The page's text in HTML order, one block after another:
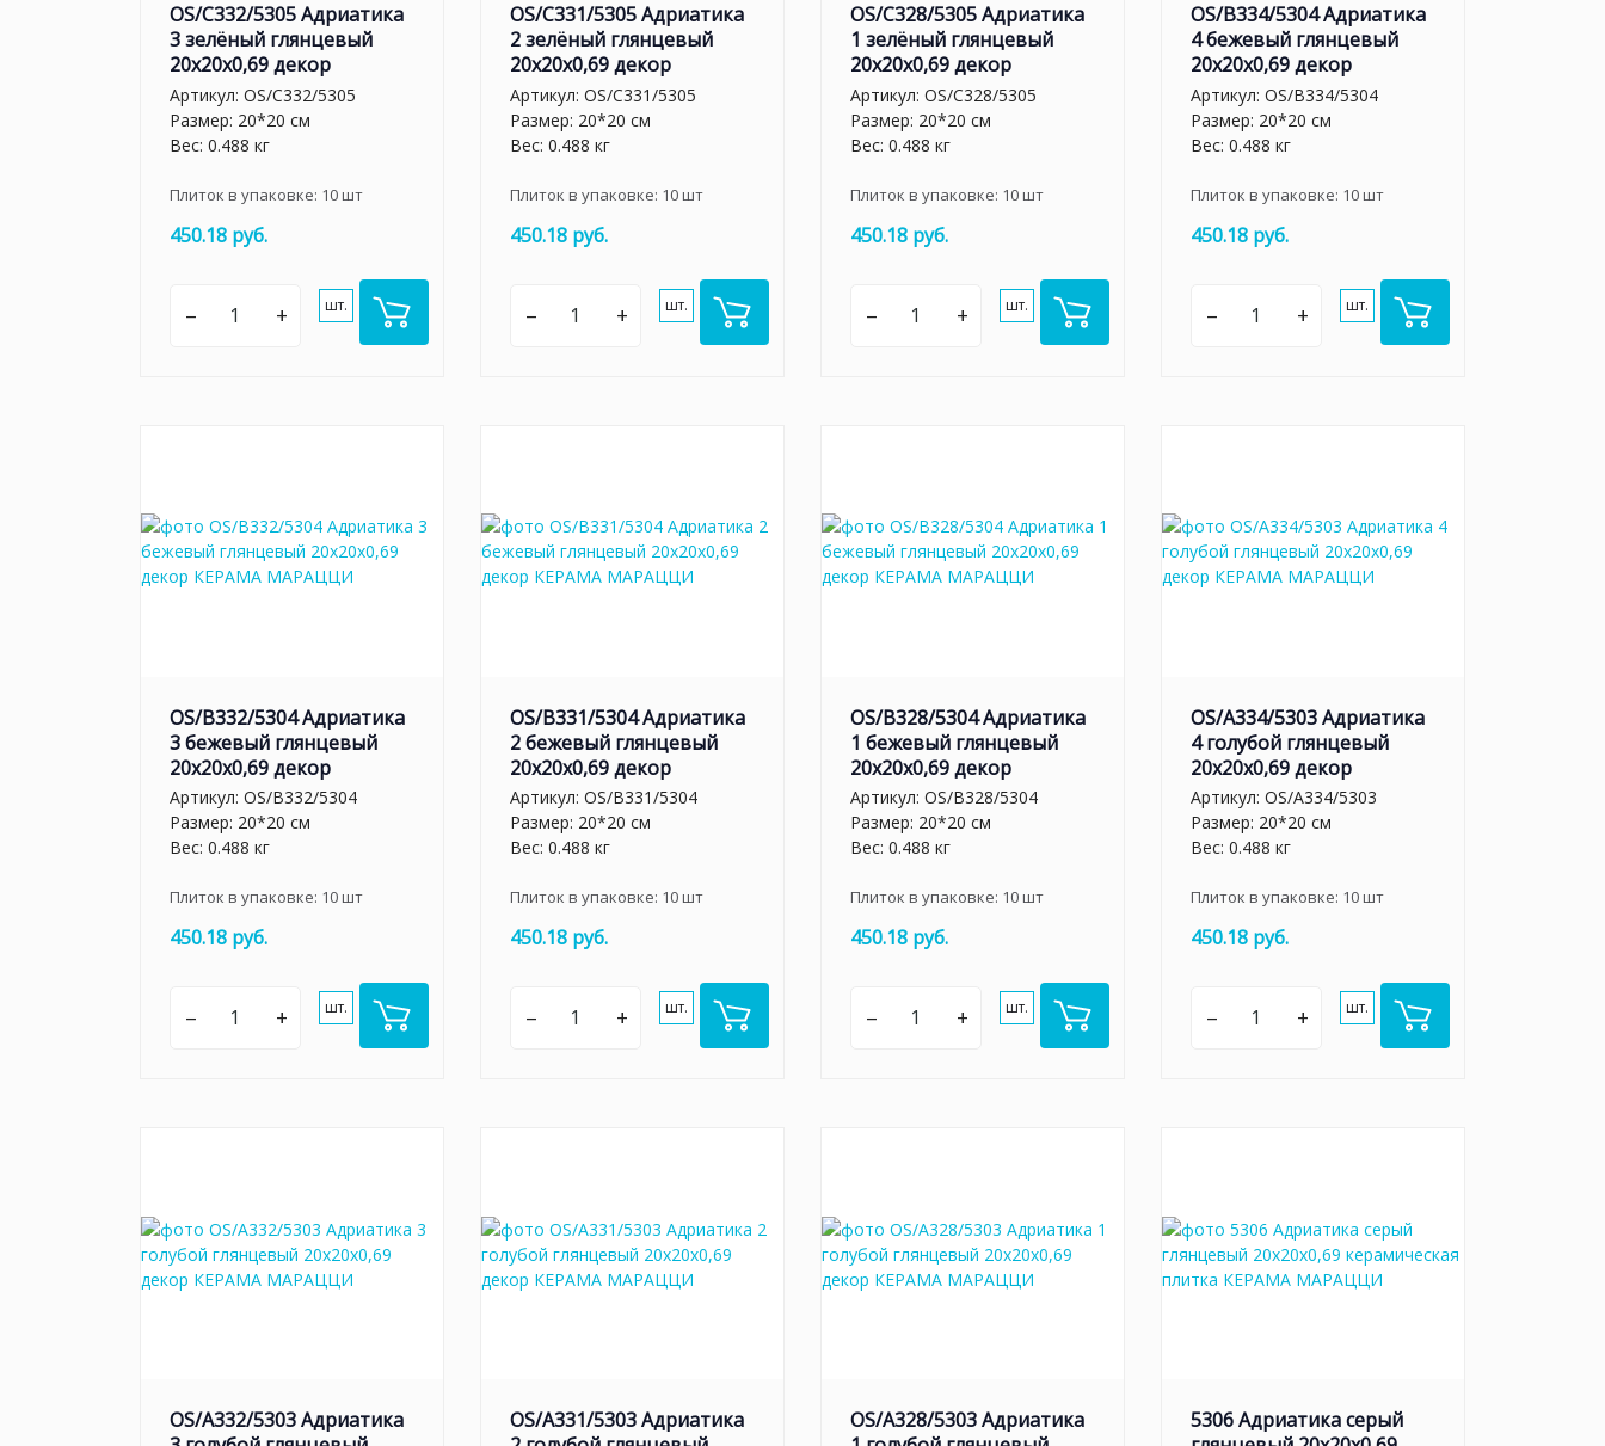
OS/C332/5305 Адриатика
3 зелёный глянцевый
20x20x0,69 декор
Артикул: OS/C332/5305
Размер: 20*20 см
Вес: 0.488 кг
Плиток в упаковке: 10шт
450.18 руб.
– + шт.
OS/C331/5305 Адриатика
2 зелёный глянцевый
20x20x0,69 декор
Артикул: OS/C331/5305
Размер: 20*20 см
Вес: 0.488 кг
Плиток в упаковке: 10шт
450.18 руб.
– + шт.
OS/C328/5305 Адриатика
1 зелёный глянцевый
20x20x0,69 декор
Артикул: OS/C328/5305
Размер: 20*20 см
Вес: 0.488 кг
Плиток в упаковке: 10шт
450.18 руб.
– + шт.
OS/B334/5304 Адриатика
4 бежевый глянцевый
20x20x0,69 декор
Артикул: OS/B334/5304
Размер: 20*20 см
Вес: 0.488 кг
Плиток в упаковке: 10шт
450.18 руб.
– + шт.
OS/B332/5304 Адриатика
3 бежевый глянцевый
20x20x0,69 декор
Артикул: OS/B332/5304
Размер: 20*20 см
Вес: 0.488 кг
Плиток в упаковке: 10шт
450.18 руб.
– + шт.
OS/B331/5304 Адриатика
2 бежевый глянцевый
20x20x0,69 декор
Артикул: OS/B331/5304
Размер: 20*20 см
Вес: 0.488 кг
Плиток в упаковке: 10шт
450.18 руб.
– + шт.
OS/B328/5304 Адриатика
1 бежевый глянцевый
20x20x0,69 декор
Артикул: OS/B328/5304
Размер: 20*20 см
Вес: 0.488 кг
Плиток в упаковке: 10шт
450.18 руб.
– + шт.
OS/A334/5303 Адриатика
4 голубой глянцевый
20x20x0,69 декор
Артикул: OS/A334/5303
Размер: 20*20 см
Вес: 0.488 кг
Плиток в упаковке: 10шт
450.18 руб.
– + шт.
OS/A332/5303 Адриатика
OS/A331/5303 Адриатика
OS/A328/5303 Адриатика
5306 Адриатика серый